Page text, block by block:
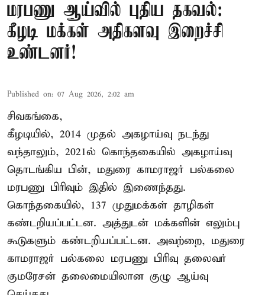
மரபணு ஆய்வில் புதிய தகவல்:
கீழடி மக்கள் அதிகளவு இறைச்சி
உண்டனர்!
Published on: 07 Aug 2026, 2:02 am
சிவகங்கை,
கீழடியில், 2014 முதல் அகழாய்வு நடந்து
வந்தாலும், 2021ல் கொந்தகையில் அகழாய்வு
தொடங்கிய பின், மதுரை காமராஜர் பல்கலை
மரபணு பிரிவும் இதில் இணைந்தது.
கொந்தகையில், 137 முதுமக்கள் தாழிகள்
கண்டறியப்பட்டன. அத்துடன் மக்களின் எலும்பு
கூடுகளும் கண்டறியப்பட்டன. அவற்றை, மதுரை
காமராஜர் பல்கலை மரபணு பிரிவு தலைவர்
குமரேசன் தலைமையிலான குழு ஆய்வு